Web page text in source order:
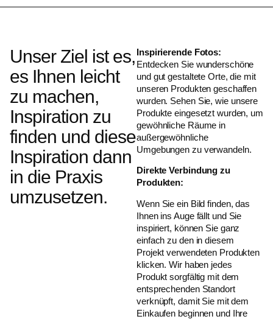
Unser Ziel ist es,
es Ihnen leicht
zu machen,
Inspiration zu
finden und diese
Inspiration dann
in die Praxis
umzusetzen.
Inspirierende Fotos:
Entdecken Sie wunderschöne
und gut gestaltete Orte, die mit
unseren Produkten geschaffen
wurden. Sehen Sie, wie unsere
Produkte eingesetzt wurden, um
gewöhnliche Räume in
außergewöhnliche
Umgebungen zu verwandeln.
Direkte Verbindung zu
Produkten:
Wenn Sie ein Bild finden, das
Ihnen ins Auge fällt und Sie
inspiriert, können Sie ganz
einfach zu den in diesem
Projekt verwendeten Produkten
klicken. Wir haben jedes
Produkt sorgfältig mit dem
entsprechenden Standort
verknüpft, damit Sie mit dem
Einkaufen beginnen und Ihre